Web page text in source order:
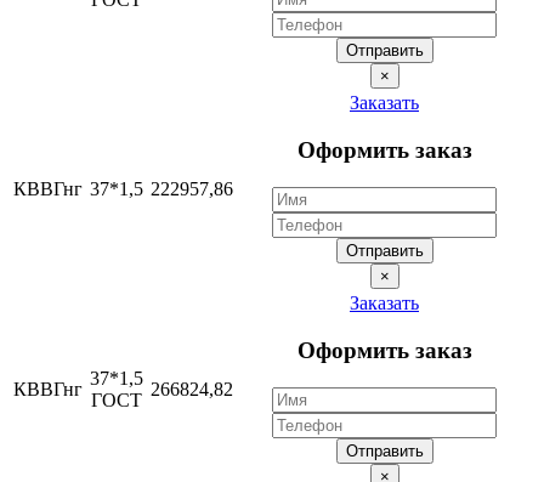
Отправить
×
КВВГнг 37*1,5 222957,86
Заказать
Оформить заказ
Отправить
×
КВВГнг
37*1,5
ГОСТ
266824,82
Заказать
Оформить заказ
Отправить
×